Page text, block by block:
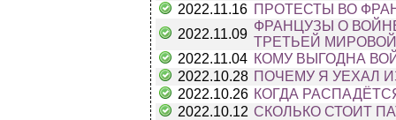
2022.11.16 ПРОТЕСТЫ ВО
2022.11.09
ФРАНЦУЗЫ О
ТРЕТЬЕЙ МИРОВОЙ
2022.11.04 КОМУ ВЫГОДНА
2022.10.28 ПОЧЕМУ Я УЕХАЛ
2022.10.26 КОГДА
2022.10.12 СКОЛЬКО СТОИТ